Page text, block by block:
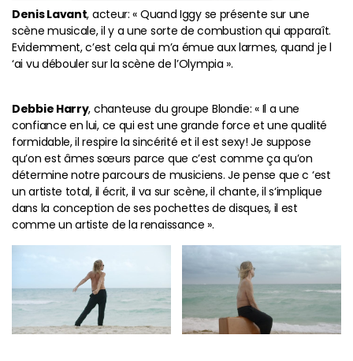
Denis Lavant, acteur: « Quand Iggy se présente sur une
scène musicale, il y a une sorte de combustion qui apparaît.
Evidemment, c’est cela qui m’a émue aux larmes, quand je l
‘ai vu débouler sur la scène de l’Olympia ».
Debbie Harry, chanteuse du groupe Blondie: « Il a une
confiance en lui, ce qui est une grande force et une qualité
formidable, il respire la sincérité et il est sexy! Je suppose
qu’on est âmes sœurs parce que c’est comme ça qu’on
détermine notre parcours de musiciens. Je pense que c ‘est
un artiste total, il écrit, il va sur scène, il chante, il s‘implique
dans la conception de ses pochettes de disques, il est
comme un artiste de la renaissance ».